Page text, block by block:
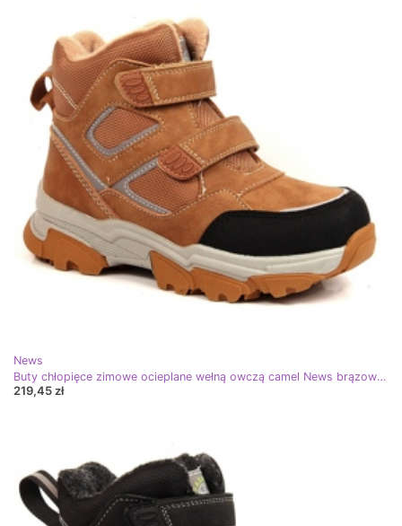
News
Buty chłopięce zimowe ocieplane wełną owczą camel News brązowe czarne wielokolorowe
219,45 zł